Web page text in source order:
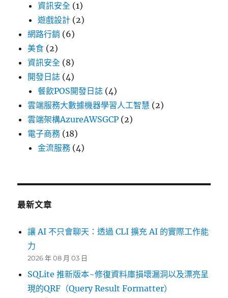
資訊安全 (1)
遊戲設計 (2)
網路行銷 (6)
美食 (2)
資訊安全 (8)
開發日誌 (4)
餐飲POS開發日誌 (4)
雲端服務大數據機器學習人工智慧 (2)
雲端架構AzureAWSGCP (2)
電子商務 (18)
金流服務 (4)
最新文章
讓 AI 不只會聊天：透過 CLI 擴充 AI 的實際工作能
力
2026 年 08 月 03 日
SQLite 推新版本~修復資料庫損壞漏洞以及漂亮呈
現的QRF（Query Result Formatter）